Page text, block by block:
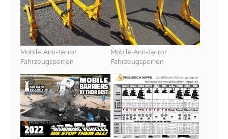
Mobile Anti-Terror
Fahrzeugsperren
Mobile Anti-Terror
Fahrzeugsperren
13 Monate
_pk_ref.1.ccca
Name:
_pk_ref.1.ccca
Anbieter:
friedrich-hippe.de
Zweck:
Speichert, über welchen Link der Nutzer auf die Website
gelangt ist.